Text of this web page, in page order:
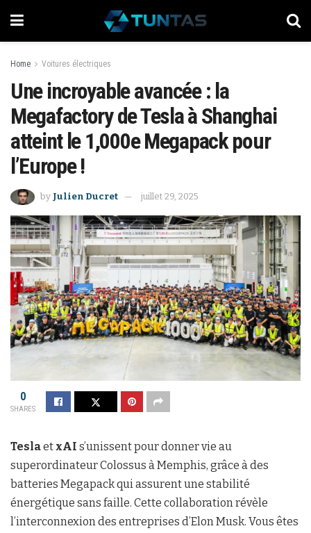
Home Voitures électriques
Une incroyable avancée : la
Megafactory de Tesla à Shanghai
atteint le 1,000e Megapack pour
l’Europe !
by Julien Ducret juillet 29, 2025
0
SHARES
TeslaetxAI s’unissent pour donner vie au
superordinateur Colossus à Memphis, grâce à des
batteries Megapack qui assurent une stabilité
énergétique sans faille. Cette collaboration révèle
l’interconnexion des entreprises d’Elon Musk. Vous êtes